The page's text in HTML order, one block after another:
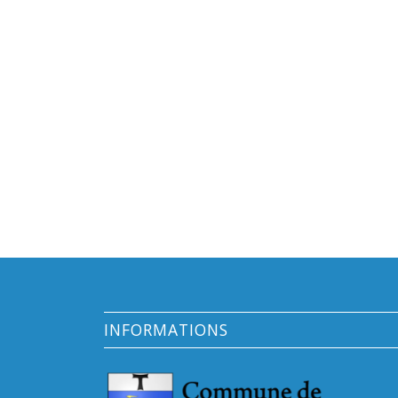
INFORMATIONS